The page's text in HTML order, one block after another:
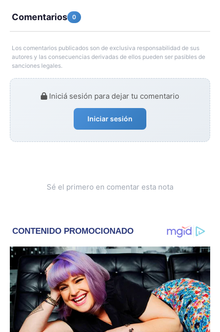
Comentarios 0
Los comentarios publicados son de exclusiva responsabilidad de sus
autores y las consecuencias derivadas de ellos pueden ser pasibles de
sanciones legales.
Iniciá sesión para dejar tu comentario
Iniciar sesión
Sé el primero en comentar esta nota